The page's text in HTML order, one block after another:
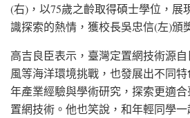
(右)，以75歲之齡取得碩士學位，展
識探索的熱情，獲校長吳忠信(左)頒
高吉良臣表示，臺灣定置網技術源
風等海洋環境挑戰，也發展出不同
年產業經驗與學術研究，探索更適
置網技術。他也笑說，和年輕同學